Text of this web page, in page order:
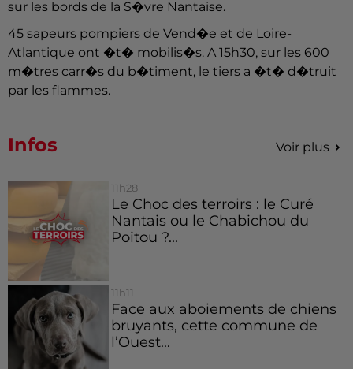
sur les bords de la S�vre Nantaise.
45 sapeurs pompiers de Vend�e et de Loire-
Atlantique ont �t� mobilis�s. A 15h30, sur les 600
m�tres carr�s du b�timent, le tiers a �t� d�truit
par les flammes.
Infos Voir plus
11h28
Le Choc des terroirs : le Curé
Nantais ou le Chabichou du
Poitou ?...
11h11
Face aux aboiements de chiens
bruyants, cette commune de
l’Ouest...